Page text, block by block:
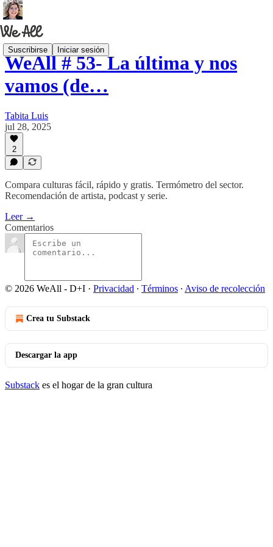
Suscribirse Iniciar sesión
WeAll # 53- La última y nos
vamos (de…
Tabita Luis
jul 28, 2025
2
Compara culturas fácil, rápido y gratis. Termómetro del sector.
Recomendación de artista, podcast y serie.
Leer →
Comentarios
© 2026 WeAll - D+I · Privacidad ∙ Términos ∙ Aviso de recolección
Crea tu Substack
Descargar la app
Substack es el hogar de la gran cultura